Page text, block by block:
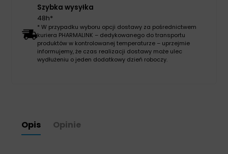
Szybka wysyłka
48h*
* W przypadku wyboru opcji dostawy za pośrednictwem
kuriera PHARMALINK – dedykowanego do transportu
produktów w kontrolowanej temperaturze – uprzejmie
informujemy, że czas realizacji dostawy może ulec
wydłużeniu o jeden dodatkowy dzień roboczy.
Opis Opinie